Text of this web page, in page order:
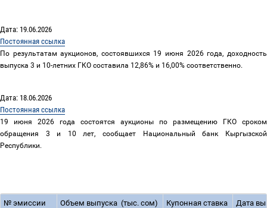
Дата: 19.06.2026
Постоянная ссылка
По результатам аукционов, состоявшихся 19 июня 2026 года, доходность
выпуска 3 и 10-летних ГКО составила 12,86% и 16,00% соответственно.
Дата: 18.06.2026
Постоянная ссылка
19 июня 2026 года состоятся аукционы по размещению ГКО сроком
обращения 3 и 10 лет, сообщает Национальный банк Кыргызской
Республики.
№ эмиссии Объем выпуска (тыс. сом) Купонная ставка Дата